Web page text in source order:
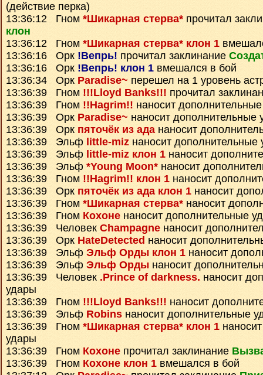
(действие перка)
13:36:12 Гном *Шикарная стерва* прочитал
клон
13:36:12 Гном *Шикарная стерва* клон 1
13:36:16 Орк !Вепрь! прочитал заклинание
13:36:16 Орк !Вепрь! клон 1 вмешался в бой
13:36:34 Орк Paradise~ перешел на 1 уровень
13:36:39 Гном !!!Lloyd Banks!!! прочитал
13:36:39 Гном !!Hagrim!! наносит
13:36:39 Орк Paradise~ наносит дополнительные
13:36:39 Орк пяточёк из ада наносит
13:36:39 Эльф little-miz наносит дополнительные
13:36:39 Эльф little-miz клон 1 наносит
13:36:39 Эльф *Young Moon* наносит
13:36:39 Гном !!Hagrim!! клон 1 наносит
13:36:39 Орк пяточёк из ада клон 1 наносит
13:36:39 Гном *Шикарная стерва* наносит
13:36:39 Гном Кохоне наносит дополнительные
13:36:39 Человек Champagne наносит
13:36:39 Орк HateDetected наносит
13:36:39 Эльф Эльф Орды клон 1 наносит
13:36:39 Эльф Эльф Орды наносит
13:36:39 Человек .Prince of darkness. наносит
удары
13:36:39 Гном !!!Lloyd Banks!!! наносит
13:36:39 Эльф Robins наносит дополнительные
13:36:39 Гном *Шикарная стерва* клон 1
удары
13:36:39 Гном Кохоне прочитал заклинание
13:36:39 Гном Кохоне клон 1 вмешался в бой